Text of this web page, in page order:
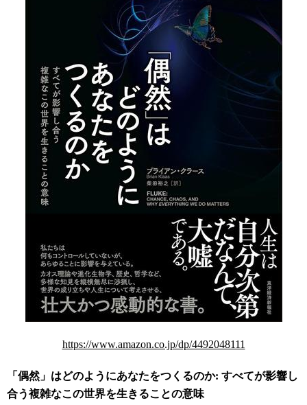
https://www.amazon.co.jp/dp/4492048111
「偶然」はどのようにあなたをつくるのか: すべてが影響し
合う複雑なこの世界を生きることの意味